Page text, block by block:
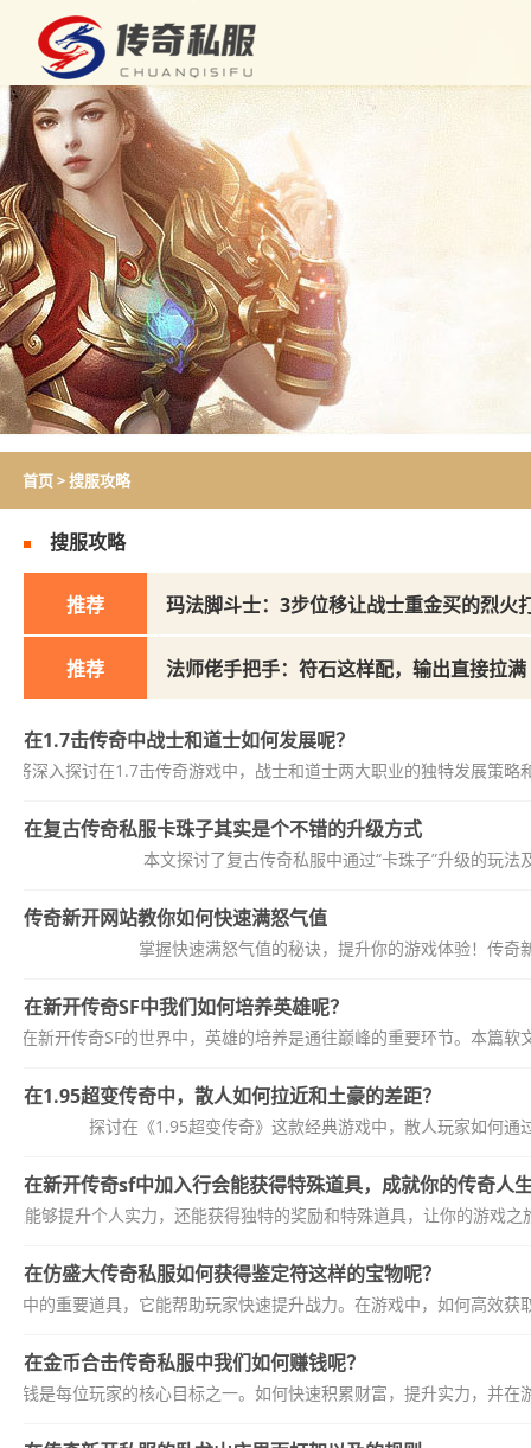
首页>搜服攻略
搜服攻略
推荐 玛法脚斗士：3步位移让战士重金买的烈火
推荐 法师佬手把手：符石这样配，输出直接拉满
在1.7击传奇中战士和道士如何发展呢？
将深入探讨在1.7击传奇游戏中，战士和道士两大职业的独特发展策
在复古传奇私服卡珠子其实是个不错的升级方式
本文探讨了复古传奇私服中通过“卡珠子”升级的玩
传奇新开网站教你如何快速满怒气值
掌握快速满怒气值的秘诀，提升你的游戏体验！传
在新开传奇SF中我们如何培养英雄呢？
在新开传奇SF的世界中，英雄的培养是通往巅峰的重要环节。本篇
在1.95超变传奇中，散人如何拉近和土豪的差距？
探讨在《1.95超变传奇》这款经典游戏中，散人玩家如何
在新开传奇sf中加入行会能获得特殊道具，成就你的传奇人
能够提升个人实力，还能获得独特的奖励和特殊道具，让你的游戏
在仿盛大传奇私服如何获得鉴定符这样的宝物呢？
中的重要道具，它能帮助玩家快速提升战力。在游戏中，如何高效
在金币合击传奇私服中我们如何赚钱呢？
钱是每位玩家的核心目标之一。如何快速积累财富，提升实力，并